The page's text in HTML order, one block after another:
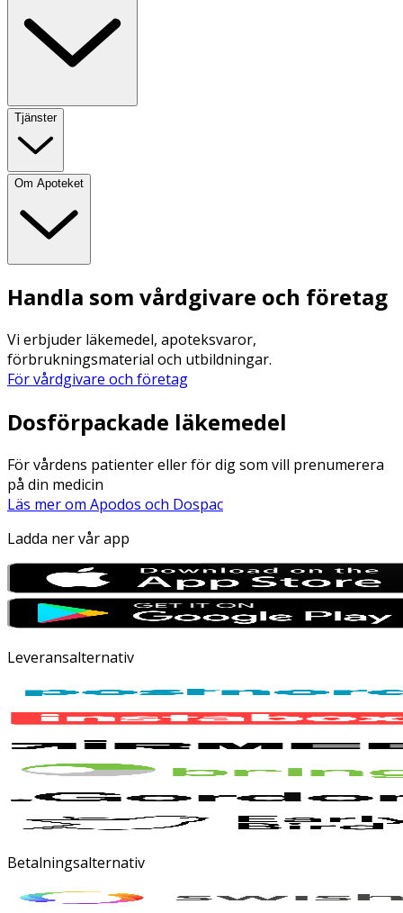
Tjänster
Om Apoteket
Handla som vårdgivare och företag
Vi erbjuder läkemedel, apoteksvaror,
förbrukningsmaterial och utbildningar.
För vårdgivare och företag
Dosförpackade läkemedel
För vårdens patienter eller för dig som vill prenumerera
på din medicin
Läs mer om Apodos och Dospac
Ladda ner vår app
Leveransalternativ
Betalningsalternativ